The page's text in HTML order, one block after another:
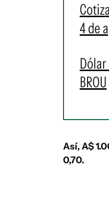
4 de
BROU
Así, A$
0,70.